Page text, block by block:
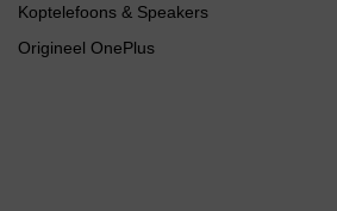
Koptelefoons & Speakers
Origineel OnePlus